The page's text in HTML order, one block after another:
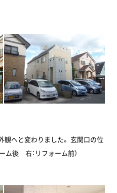
観へと変わりました。 玄関口の位
ム後 右：リフォーム前）